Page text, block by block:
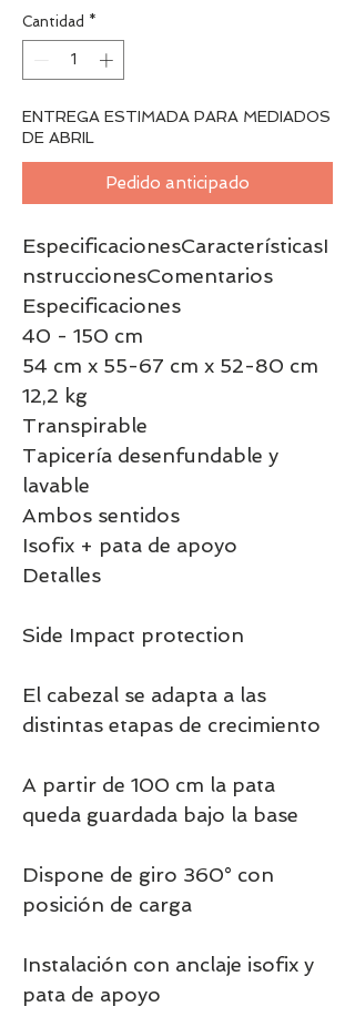
Cantidad *
ENTREGA ESTIMADA PARA MEDIADOS
DE ABRIL
Pedido anticipado
EspecificacionesCaracterísticasI
nstruccionesComentarios
Especificaciones
40 - 150 cm
54 cm x 55-67 cm x 52-80 cm
12,2 kg
Transpirable
Tapicería desenfundable y
lavable
Ambos sentidos
Isofix + pata de apoyo
Detalles
Side Impact protection
El cabezal se adapta a las
distintas etapas de crecimiento
A partir de 100 cm la pata
queda guardada bajo la base
Dispone de giro 360° con
posición de carga
Instalación con anclaje isofix y
pata de apoyo